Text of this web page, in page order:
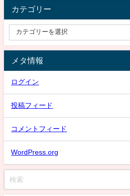
カテゴリー
メタ情報
ログイン
投稿フィード
コメントフィード
WordPress.org